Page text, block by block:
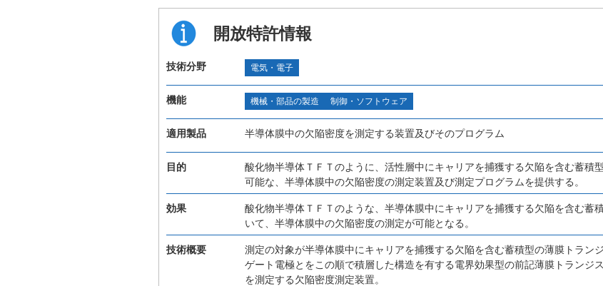
開放特許情報
技術分野 電気・電子
機能 機械・部品の製造 制御・ソフトウェア
適用製品 半導体膜中の欠陥密度を測定する装置及びそのプログラム
目的
酸化物半導体ＴＦＴのように、活性層中にキャリアを捕獲する欠陥を含む蓄積
可能な、半導体膜中の欠陥密度の測定装置及び測定プログラムを提供する。
効果
酸化物半導体ＴＦＴのような、半導体膜中にキャリアを捕獲する欠陥を含む蓄
いて、半導体膜中の欠陥密度の測定が可能となる。
技術概要
測定の対象が半導体膜中にキャリアを捕獲する欠陥を含む蓄積型の薄膜トラン
ゲート電極とをこの順で積層した構造を有する電界効果型の前記薄膜トランジ
を測定する欠陥密度測定装置。